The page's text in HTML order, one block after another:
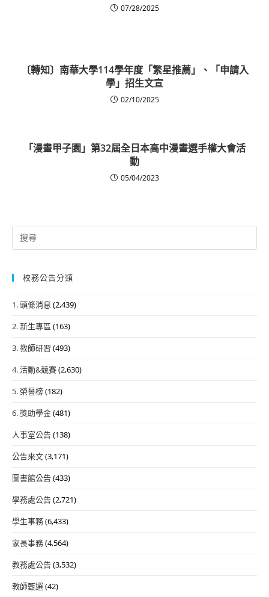
07/28/2025
〔轉知〕南華大學114學年度「繁星推薦」、「申請入
學」招生文宣
02/10/2025
「漫畫甲子園」第32屆全日本高中漫畫選手權大會活
動
05/04/2023
Search
for:
校務公告分類
1. 頭條消息 (2,439)
2. 新生專區 (163)
3. 教師研習 (493)
4. 活動&競賽(2,630)
5. 榮譽榜(182)
6. 獎助學金(481)
人事室公告(138)
公告來文(3,171)
圖書館公告(433)
學務處公告(2,721)
學生事務(6,433)
家長事務(4,564)
教務處公告(3,532)
教師甄選(42)